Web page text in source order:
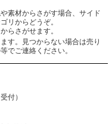
素材からさがす場合、サイド
リからどうぞ。
らさがせます。
す。見つからない場合は売り
でご連絡ください。
付）